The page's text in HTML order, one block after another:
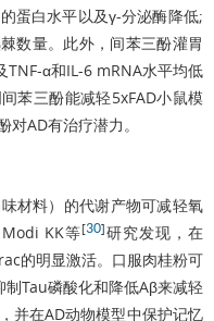
蛋白水平以及γ-分泌酶降低;
数量。此外，间苯三酚灌胃
TNF-α和IL-6 mRNA水平均低
苯三酚能减轻5xFAD小鼠模
AD有治疗潜力。
材料）的代谢产物可减轻氧
KK等[30]研究发现，在
的明显激活。口服肉桂粉可
Tau磷酸化和降低Aβ来减轻
并在AD动物模型中保护记忆